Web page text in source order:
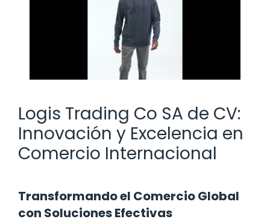
Logis Trading Co SA de CV:
Innovación y Excelencia en
Comercio Internacional
Transformando el Comercio Global
con Soluciones Efectivas